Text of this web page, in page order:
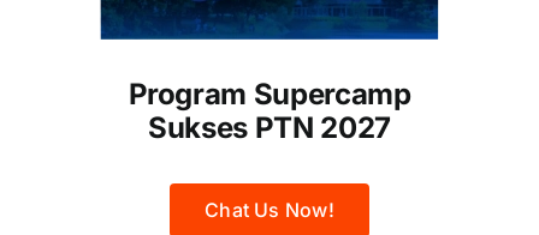
Program Supercamp
Sukses PTN 2027
Chat Us Now!